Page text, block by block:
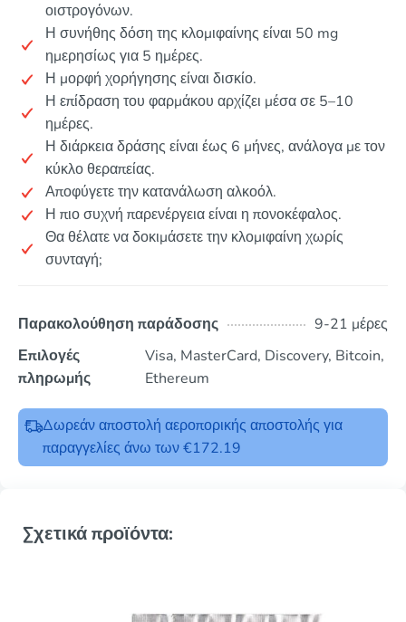
οιστρογόνων.
Η συνήθης δόση της κλομιφαίνης είναι 50 mg
ημερησίως για 5 ημέρες.
Η μορφή χορήγησης είναι δισκίο.
Η επίδραση του φαρμάκου αρχίζει μέσα σε 5–10
ημέρες.
Η διάρκεια δράσης είναι έως 6 μήνες, ανάλογα με τον
κύκλο θεραπείας.
Αποφύγετε την κατανάλωση αλκοόλ.
Η πιο συχνή παρενέργεια είναι η πονοκέφαλος.
Θα θέλατε να δοκιμάσετε την κλομιφαίνη χωρίς
συνταγή;
Παρακολούθηση παράδοσης
9-21 μέρες
Επιλογές
πληρωμής
Visa, MasterCard, Discovery, Bitcoin,
Ethereum
Δωρεάν αποστολή αεροπορικής αποστολής για
παραγγελίες άνω των €172.19
Σχετικά προϊόντα: